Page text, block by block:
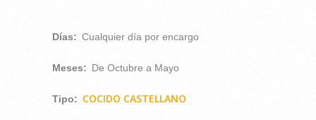
Días: Cualquier día por encargo
Meses: De Octubre a Mayo
Tipo: COCIDO CASTELLANO